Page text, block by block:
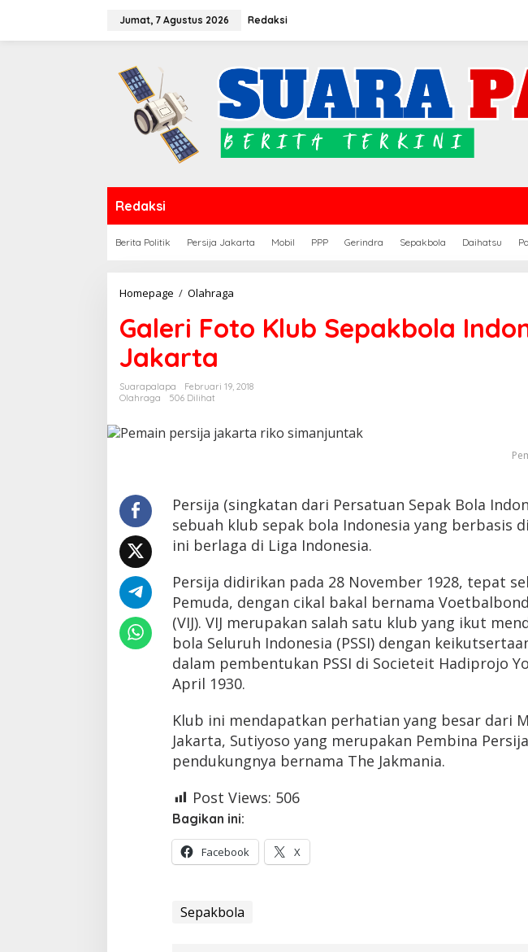
konten
Jumat, 7 Agustus 2026 Redaksi
Redaksi
Berita Politik Persija Jakarta Mobil PPP Gerindra Sepakbola Daihatsu
Homepage / Olahraga
Klub
Sepakbola
Jakarta
Galeri Foto Klub Sepakbola
Jakarta
Suarapalapa
Februari 19, 2018
Olahraga
506 Dilihat
Persija (singkatan dari Persatuan Sepak Bola
sebuah klub sepak bola Indonesia yang berbasis
ini berlaga di Liga Indonesia.
Persija didirikan pada 28 November 1928, tepat
Pemuda, dengan cikal bakal bernama
(VIJ). VIJ merupakan salah satu klub yang ikut
bola Seluruh Indonesia (PSSI) dengan
dalam pembentukan PSSI di Societeit Hadiprojo
April 1930.
Klub ini mendapatkan perhatian yang besar dari
Jakarta, Sutiyoso yang merupakan Pembina
pendukungnya bernama The Jakmania.
Post Views: 506
Bagikan ini:
Facebook X
Sepakbola